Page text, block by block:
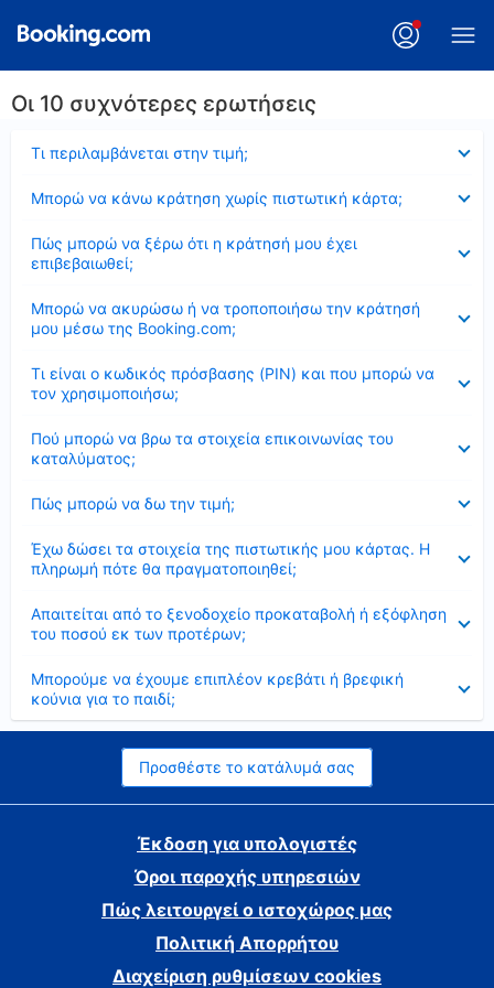
Οι 10 συχνότερες ερωτήσεις
Τι περιλαμβάνεται στην τιμή;
Μπορώ να κάνω κράτηση χωρίς πιστωτική κάρτα;
Πώς μπορώ να ξέρω ότι η κράτησή μου έχει
επιβεβαιωθεί;
Μπορώ να ακυρώσω ή να τροποποιήσω την κράτησή
μου μέσω της Booking.com;
Τι είναι ο κωδικός πρόσβασης (PIN) και που μπορώ να
τον χρησιμοποιήσω;
Πού μπορώ να βρω τα στοιχεία επικοινωνίας του
καταλύματος;
Πώς μπορώ να δω την τιμή;
Έχω δώσει τα στοιχεία της πιστωτικής μου κάρτας. Η
πληρωμή πότε θα πραγματοποιηθεί;
Απαιτείται από το ξενοδοχείο προκαταβολή ή εξόφληση
του ποσού εκ των προτέρων;
Μπορούμε να έχουμε επιπλέον κρεβάτι ή βρεφική
κούνια για το παιδί;
Προσθέστε το κατάλυμά σας
Έκδοση για υπολογιστές
Όροι παροχής υπηρεσιών
Πώς λειτουργεί ο ιστοχώρος μας
Πολιτική Απορρήτου
Διαχείριση ρυθμίσεων cookies